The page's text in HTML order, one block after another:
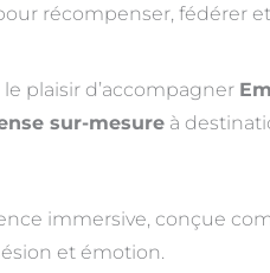
récompenser, fédérer
le plaisir d’accompagner
sur-mesureà
immersive, conçue
et émotion.